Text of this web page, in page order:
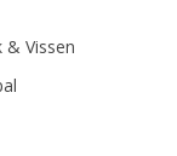
& Vissen